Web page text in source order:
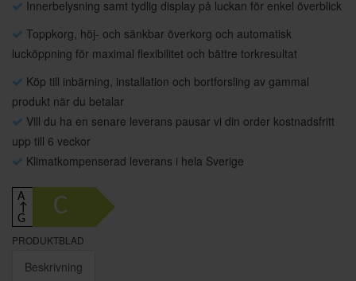
Innerbelysning samt tydlig display på luckan för enkel överblick
Toppkorg, höj- och sänkbar överkorg och automatisk
lucköppning för maximal flexibilitet och bättre torkresultat
Köp till inbärning, installation och bortforsling av gammal
produkt när du betalar
Vill du ha en senare leverans pausar vi din order kostnadsfritt
upp till 6 veckor
Klimatkompenserad leverans i hela Sverige
A
↑
G
C
PRODUKTBLAD
Beskrivning